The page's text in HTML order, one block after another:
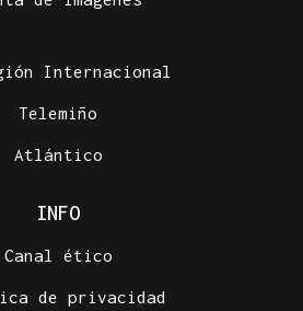
Internacional
Telemiño
Atlántico
INFO
Canal ético
de privacidad